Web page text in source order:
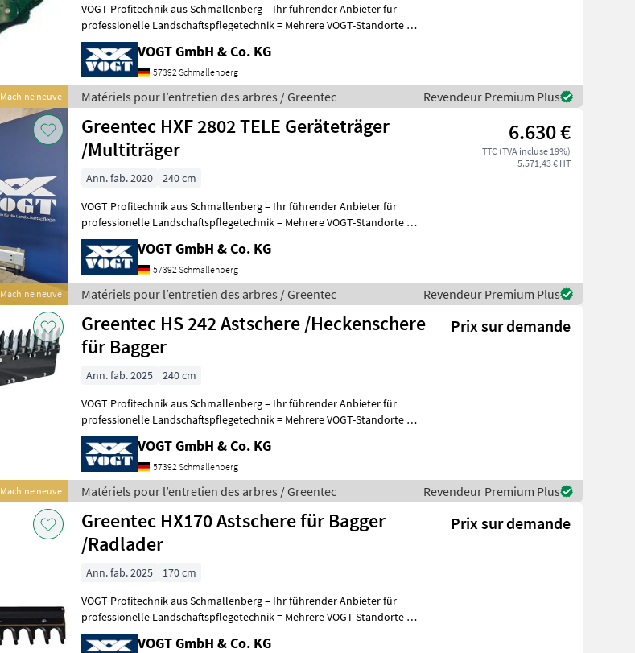
Machine neuve
VOGT Profitechnik aus Schmallenberg – Ihr führender Anbieter für
professionelle Landschaftspflegetechnik = Mehrere VOGT-Standorte +
100 Servicepartner in Deutsch
VOGT GmbH & Co. KG
57392 Schmallenberg
Matériels pour l’entretien des arbres / Greentec Revendeur Premium Plus
Machine neuve
Greentec HXF 2802 TELE Geräteträger
/Multiträger
6.630 €
TTC (TVA incluse 19%)
5.571,43 € HT
Ann. fab. 2020
240 cm
VOGT Profitechnik aus Schmallenberg – Ihr führender Anbieter für
professionelle Landschaftspflegetechnik = Mehrere VOGT-Standorte +
100 Servicepartner in Deutsch
VOGT GmbH & Co. KG
57392 Schmallenberg
Matériels pour l’entretien des arbres / Greentec Revendeur Premium Plus
Machine neuve
Greentec HS 242 Astschere /Heckenschere
für Bagger
Prix sur demande
Ann. fab. 2025
240 cm
VOGT Profitechnik aus Schmallenberg – Ihr führender Anbieter für
professionelle Landschaftspflegetechnik = Mehrere VOGT-Standorte +
100 Servicepartner in Deutsch
VOGT GmbH & Co. KG
57392 Schmallenberg
Matériels pour l’entretien des arbres / Greentec Revendeur Premium Plus
Greentec HX170 Astschere für Bagger
/Radlader
Prix sur demande
Ann. fab. 2025
170 cm
VOGT Profitechnik aus Schmallenberg – Ihr führender Anbieter für
professionelle Landschaftspflegetechnik = Mehrere VOGT-Standorte +
100 Servicepartner in Deutsch
VOGT GmbH & Co. KG